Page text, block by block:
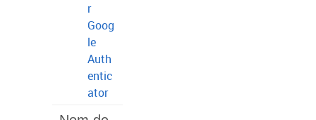
r
Goog
le
Auth
entic
ator